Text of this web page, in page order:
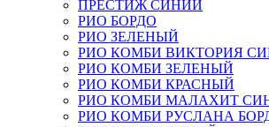
ПРЕСТИЖ СИНИЙ
РИО БОРДО
РИО ЗЕЛЕНЫЙ
РИО КОМБИ ВИКТОРИЯ
РИО КОМБИ ЗЕЛЕНЫЙ
РИО КОМБИ КРАСНЫЙ
РИО КОМБИ МАЛАХИТ
РИО КОМБИ РУСЛАНА